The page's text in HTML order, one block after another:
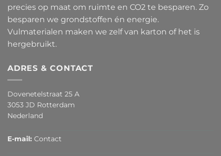
precies op maat om ruimte en CO2 te besparen. Zo
besparen we grondstoffen én energie.
Vulmaterialen maken we zelf van karton of het is
hergebruikt.
ADRES & CONTACT
Dovenetelstraat 25 A
3053 JD Rotterdam
Nederland
E-mail: Contact